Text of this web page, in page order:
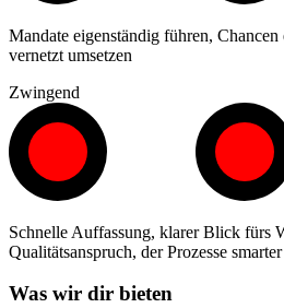
Mandate eigenständig führen,
vernetzt umsetzen
Zwingend
Schnelle Auffassung, klarer Blick fürs
Qualitätsanspruch, der Prozesse
Was wir dir bieten